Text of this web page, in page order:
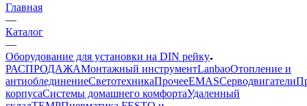
Главная
—
Каталог
—
Оборудование для установки на DIN рейку
РАСПРОДАЖАМонтажный инструментLanbaoОтопление и
антиоблединениеСветотехникаПрочееEMASCерводвигатели
корпусаСистемы домашнего комфортаУдаленный